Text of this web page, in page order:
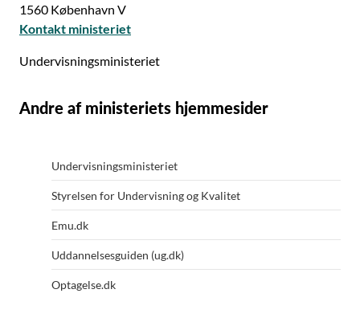
1560 København V
Kontakt ministeriet
Undervisningsministeriet
Andre af ministeriets hjemmesider
Undervisningsministeriet
Styrelsen for Undervisning og Kvalitet
Emu.dk
Uddannelsesguiden (ug.dk)
Optagelse.dk